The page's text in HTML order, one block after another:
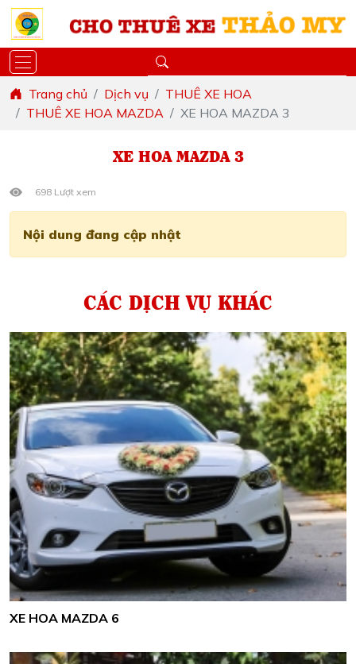
Trang chủ Dịch vụ
THUÊ XE HOA
THUÊ XE HOA MAZDA
XE HOA MAZDA 3
XE HOA MAZDA 3
698 Lượt xem
Nội dung đang cập nhật
CÁC DỊCH VỤ KHÁC
XE HOA MAZDA 6